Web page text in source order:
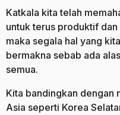
Katkala kita telah
untuk terus produktif
maka segala hal yang
bermakna sebab ada
semua.
Kita bandingkan dengan
Asia seperti Korea